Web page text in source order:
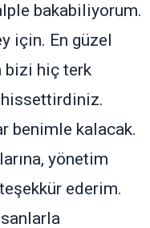
bakabiliyorum.
için. En güzel
bizi hiç terk
benimle kalacak.
yönetim
ederim.